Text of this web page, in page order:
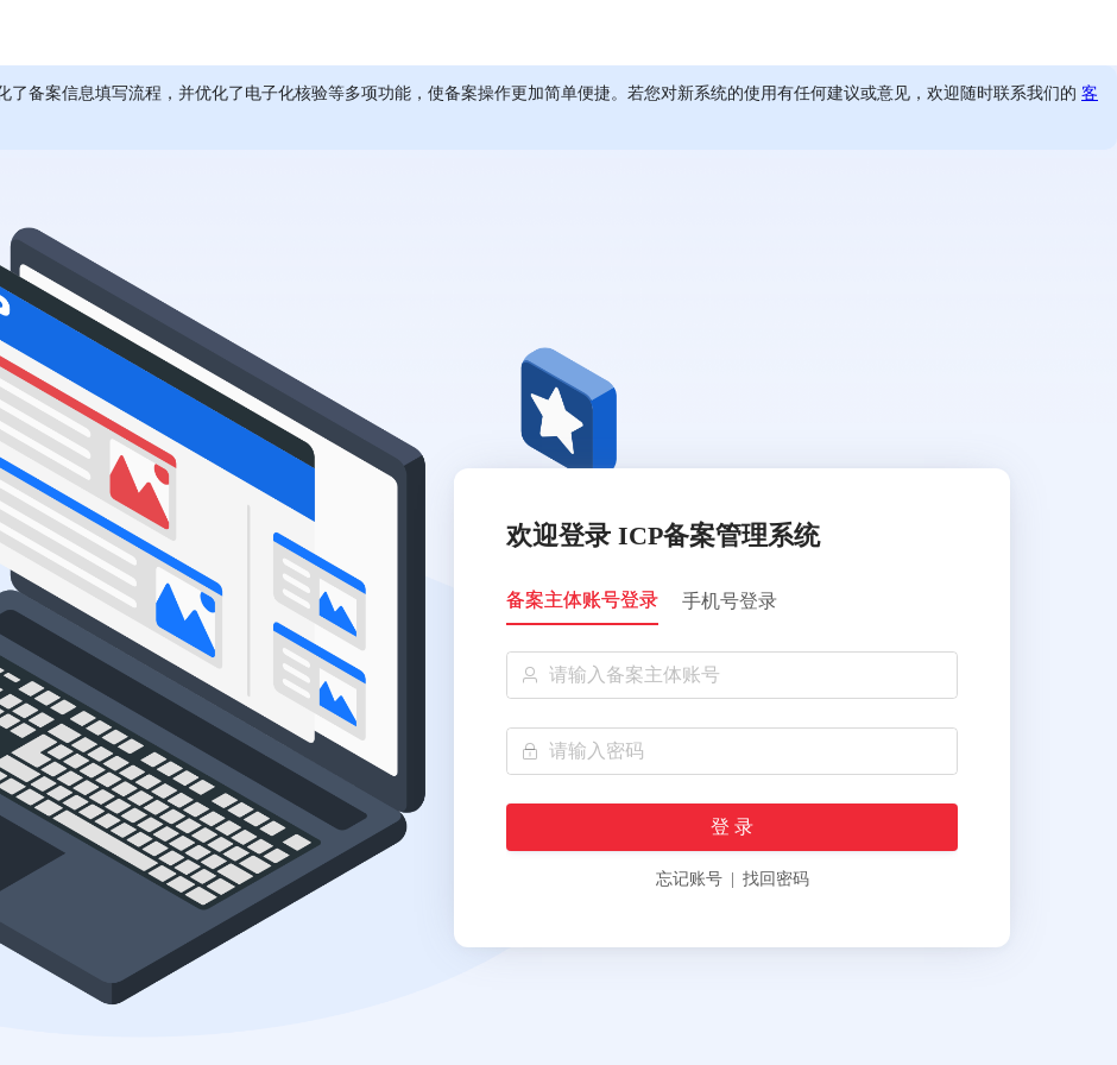
备案信息填写流程，并优化了电子化核验等多项功能，使备案操作更加简单便捷。若您对新系统的使用有任何建议或意见，欢迎随时联系我们的 客
欢迎登录 ICP备案管理系统
登 录
备案主体账号登录 手机号登录
忘记账号 | 找回密码